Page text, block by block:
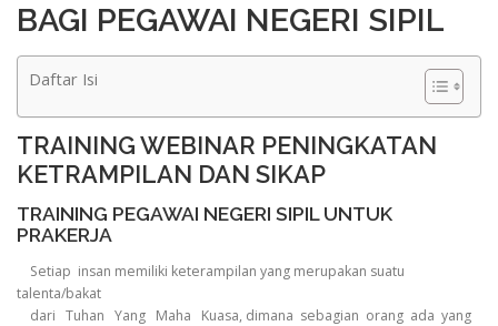
BAGI PEGAWAI NEGERI SIPIL
Daftar Isi
TRAINING WEBINAR PENINGKATAN
KETRAMPILAN DAN SIKAP
TRAINING PEGAWAI NEGERI SIPIL UNTUK
PRAKERJA
Setiap insan memiliki keterampilan yang merupakan suatu
talenta/bakat
dari Tuhan Yang Maha Kuasa, dimana sebagian orang ada yang